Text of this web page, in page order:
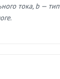
тока, b — тип